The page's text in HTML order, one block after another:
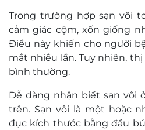
Trong trường hợp sạn vôi
cảm giác cộm, xốn giống
Điều này khiến cho người
mắt nhiều lần. Tuy nhiên,
bình thường.
Dễ dàng nhận biết sạn vôi
trên. Sạn vôi là một hoặc
đục kích thước bằng đầu